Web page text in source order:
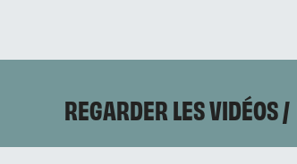
REGARDER LES VIDÉOS